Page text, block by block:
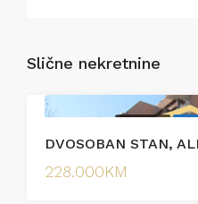
Slične nekretnine
228.000KM